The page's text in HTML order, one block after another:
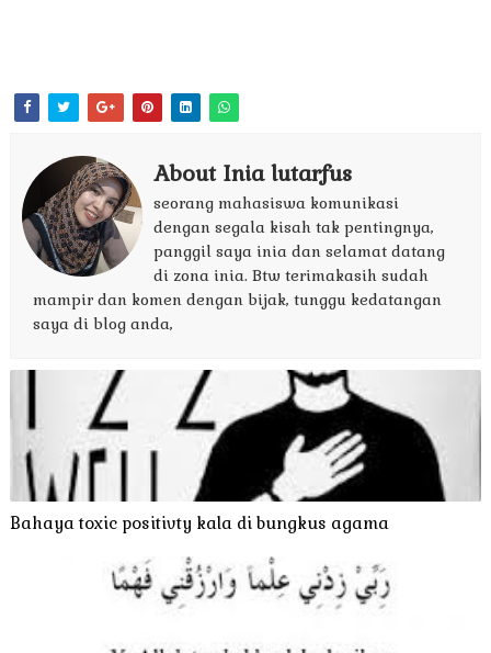
About Inia lutarfus
seorang mahasiswa komunikasi
dengan segala kisah tak pentingnya,
panggil saya inia dan selamat datang
di zona inia. Btw terimakasih sudah
mampir dan komen dengan bijak, tunggu kedatangan
saya di blog anda,
Bahaya toxic positivty kala di bungkus agama